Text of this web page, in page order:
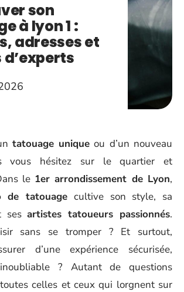
son
à lyon 1 :
adresses et
tatouage unique ou d’un nouveau
vous hésitez sur le quartier et
le 1er arrondissement de Lyon,
de tatouage cultive son style, sa
sesartistes tatoueurs passionnés.
sans se tromper ? Et surtout,
d’une expérience sécurisée,
? Autant de questions
celles et ceux qui lorgnent sur